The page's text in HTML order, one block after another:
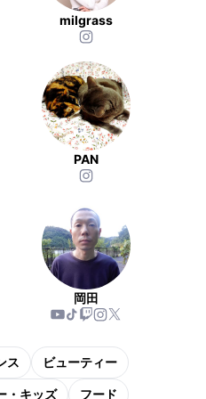
milgrass
PAN
岡田
ス ビューティー
・キッズ フード